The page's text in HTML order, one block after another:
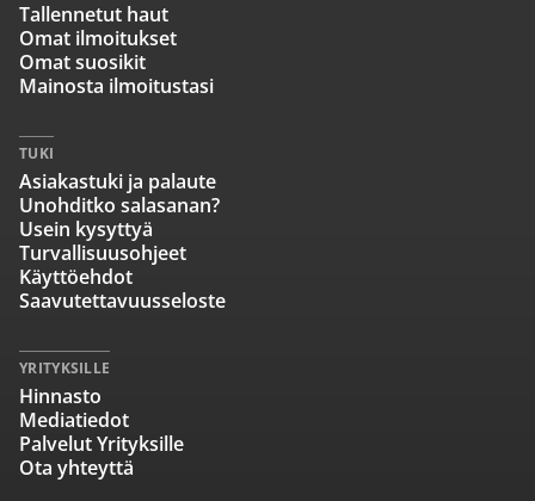
Tallennetut haut
Omat ilmoitukset
Omat suosikit
Mainosta ilmoitustasi
TUKI
Asiakastuki ja palaute
Unohditko salasanan?
Usein kysyttyä
Turvallisuusohjeet
Käyttöehdot
Saavutettavuusseloste
YRITYKSILLE
Hinnasto
Mediatiedot
Palvelut Yrityksille
Ota yhteyttä